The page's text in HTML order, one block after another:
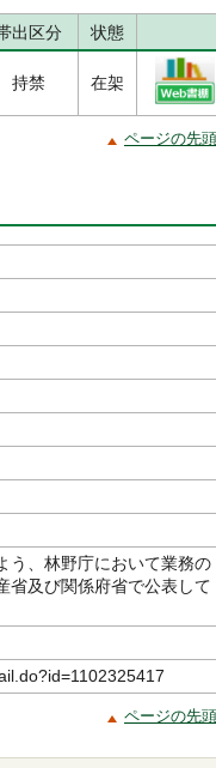
出区分 状態
持禁 在架
ページの先
う、林野庁において業務の
省及び関係府省で公表して
ページの先